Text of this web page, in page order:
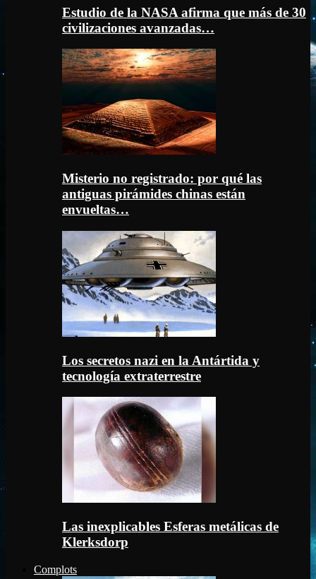
Estudio de la NASA afirma que más de 30
civilizaciones avanzadas…
Misterio no registrado: por qué las
antiguas pirámides chinas están
envueltas…
Los secretos nazi en la Antártida y
tecnología extraterrestre
Las inexplicables Esferas metálicas de
Klerksdorp
Complots